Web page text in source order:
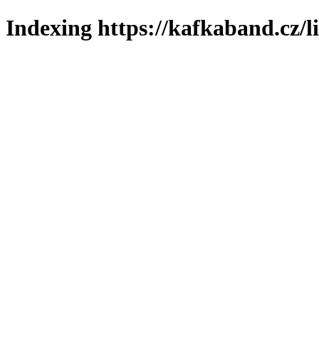
Indexing https://kafkaband.cz/